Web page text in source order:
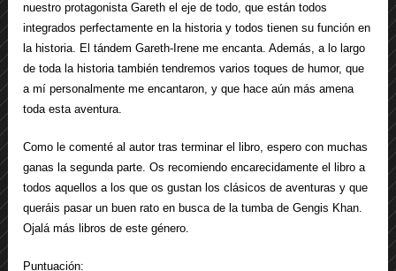
nuestro protagonista Gareth el eje de todo, que están todos
integrados perfectamente en la historia y todos tienen su función en
la historia. El tándem Gareth-Irene me encanta. Además, a lo largo
de toda la historia también tendremos varios toques de humor, que
a mí personalmente me encantaron, y que hace aún más amena
toda esta aventura.
Como le comenté al autor tras terminar el libro, espero con muchas
ganas la segunda parte. Os recomiendo encarecidamente el libro a
todos aquellos a los que os gustan los clásicos de aventuras y que
queráis pasar un buen rato en busca de la tumba de Gengis Khan.
Ojalá más libros de este género.
Puntuación: